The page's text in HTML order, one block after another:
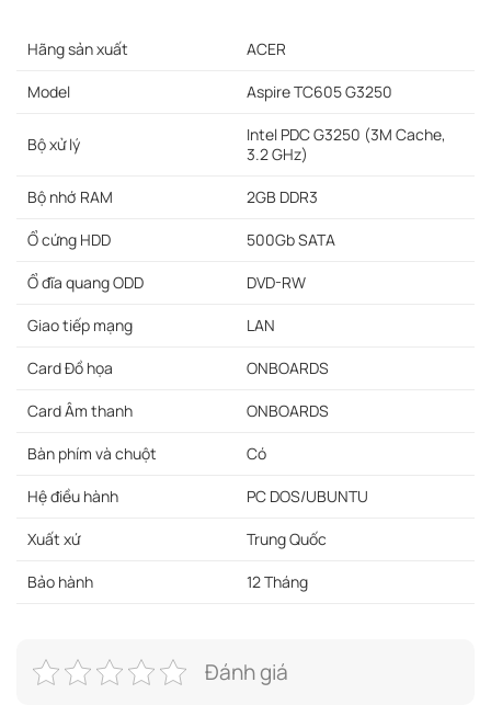
Hãng sản xuất ACER
Model Aspire TC605 G3250
Bộ xử lý
Intel PDC G3250 (3M Cache,
3.2 GHz)
Bộ nhớ RAM 2GB DDR3
Ổ cứng HDD 500Gb SATA
Ổ đĩa quang ODD DVD-RW
Giao tiếp mạng LAN
Card Đồ họa ONBOARDS
Card Âm thanh ONBOARDS
Bàn phím và chuột Có
Hệ điều hành PC DOS/UBUNTU
Xuất xứ Trung Quốc
Bảo hành 12 Tháng
Đánh giá